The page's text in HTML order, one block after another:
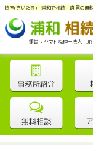
埼玉(さいたま)・浦和で相続・遺言の無
運営：ヤマト税理士法人 JR